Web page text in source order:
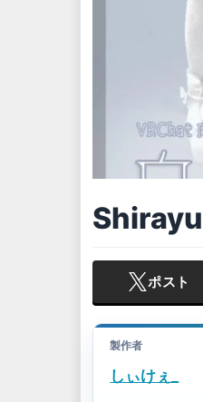
ポスト
製作者
しぃけぇ_